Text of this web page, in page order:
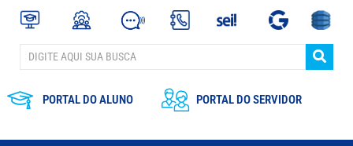
PORTAL DO ALUNO PORTAL DO SERVIDOR